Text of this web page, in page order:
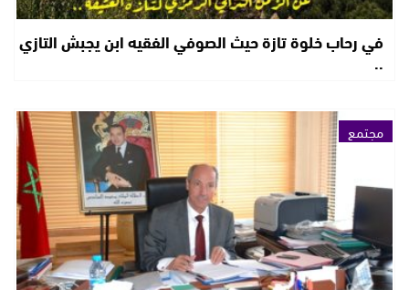
في رحاب خلوة تازة حيث الصوفي الفقيه ابن يجبش التازي
..
مجتمع